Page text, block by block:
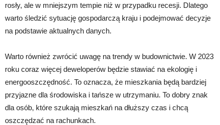
rosły, ale w mniejszym tempie niż w przypadku recesji. Dlatego
warto śledzić sytuację gospodarczą kraju i podejmować decyzje
na podstawie aktualnych danych.
Warto również zwrócić uwagę na trendy w budownictwie. W 2023
roku coraz więcej deweloperów będzie stawiać na ekologię i
energooszczędność. To oznacza, że mieszkania będą bardziej
przyjazne dla środowiska i tańsze w utrzymaniu. To dobry znak
dla osób, które szukają mieszkań na dłuższy czas i chcą
oszczędzać na rachunkach.